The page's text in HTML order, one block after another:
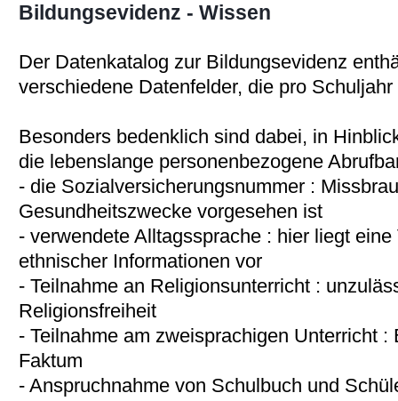
Bildungsevidenz - Wissen
Der Datenkatalog zur Bildungsevidenz
verschiedene Datenfelder, die pro
Besonders bedenklich sind dabei, in
die lebenslange personenbezogene
- die Sozialversicherungsnummer :
Gesundheitszwecke vorgesehen ist
- verwendete Alltagssprache : hier liegt
ethnischer Informationen vor
- Teilnahme an Religionsunterricht :
Religionsfreiheit
- Teilnahme am zweisprachigen Unterricht :
Faktum
- Anspruchnahme von Schulbuch und